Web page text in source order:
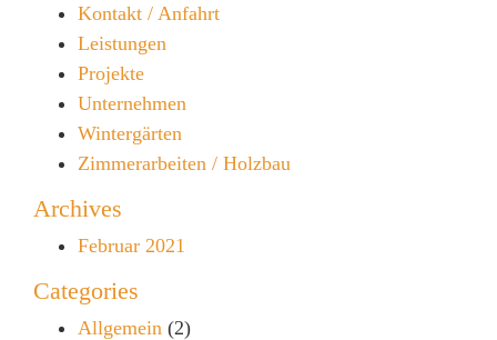
Kontakt / Anfahrt
Leistungen
Projekte
Unternehmen
Wintergärten
Zimmerarbeiten / Holzbau
Archives
Februar 2021
Categories
Allgemein (2)